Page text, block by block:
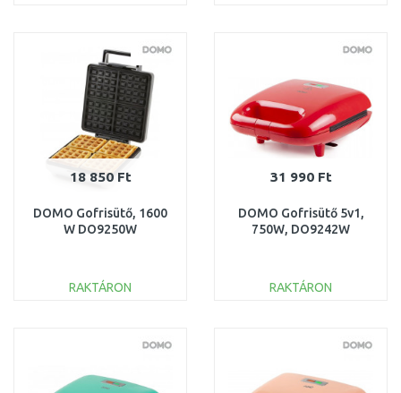
Összehasonlítás Összehasonlítás
18 850 Ft
DOMO Gofrisütő, 1600
W DO9250W
RAKTÁRON
Összehasonlítás
31 990 Ft
DOMO Gofrisütő 5v1,
750W, DO9242W
RAKTÁRON
Összehasonlítás